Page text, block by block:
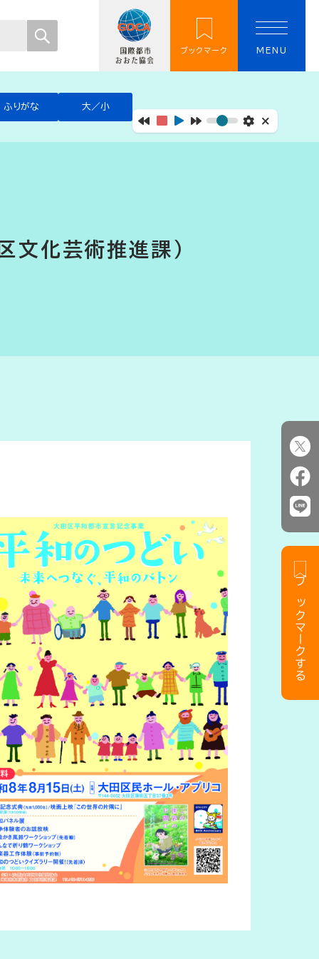
ブックマーク MENU
ふりがな 大／小
文化芸術推進課）
ブックマークする